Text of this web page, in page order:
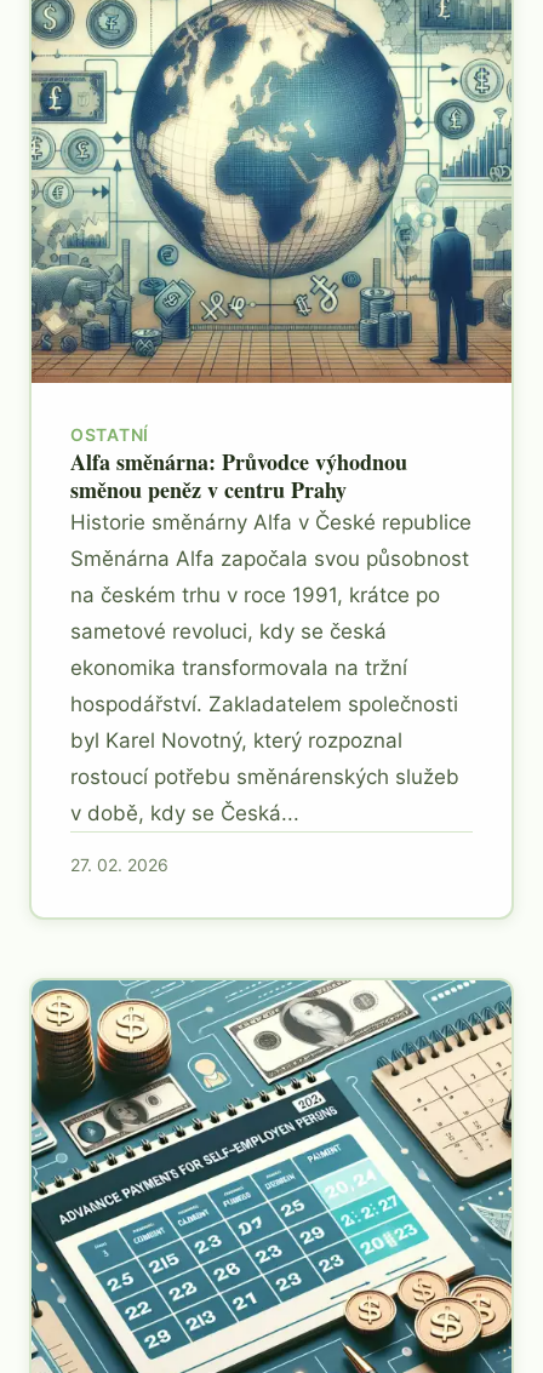
OSTATNÍ
Alfa směnárna: Průvodce výhodnou
směnou peněz v centru Prahy
Historie směnárny Alfa v České republice
Směnárna Alfa započala svou působnost
na českém trhu v roce 1991, krátce po
sametové revoluci, kdy se česká
ekonomika transformovala na tržní
hospodářství. Zakladatelem společnosti
byl Karel Novotný, který rozpoznal
rostoucí potřebu směnárenských služeb
v době, kdy se Česká...
27. 02. 2026